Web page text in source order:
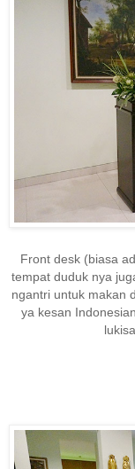
Front desk (biasa
tempat duduk nya
ngantri untuk makan
ya kesan